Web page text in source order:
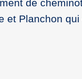
de
et Planchon